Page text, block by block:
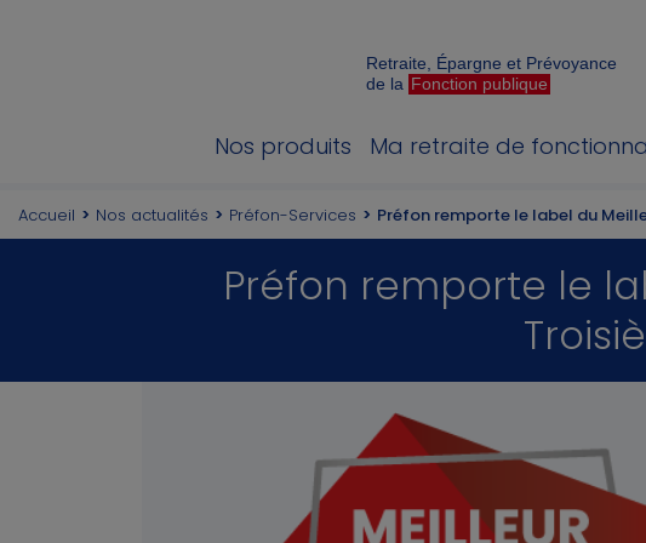
Retraite, Épargne et Prévoyance
de la Fonction publique
Nos produits Ma retraite de
Accueil Nos actualités Préfon-Services Préfon remporte le label du
Préfon remporte le